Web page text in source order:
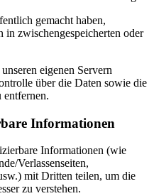
gemacht haben,
zwischengespeicherten oder
eigenen Servern
über die Daten sowie die
Informationen
Informationen (wie
Verlassenseiten,
mit Dritten teilen, um die
zu verstehen.